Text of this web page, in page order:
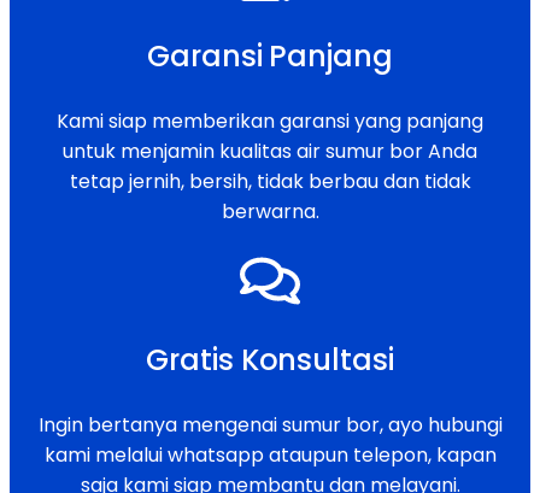
Garansi Panjang
Kami siap memberikan garansi yang panjang
untuk menjamin kualitas air sumur bor Anda
tetap jernih, bersih, tidak berbau dan tidak
berwarna.
Gratis Konsultasi
Ingin bertanya mengenai sumur bor, ayo hubungi
kami melalui whatsapp ataupun telepon, kapan
saja kami siap membantu dan melayani.